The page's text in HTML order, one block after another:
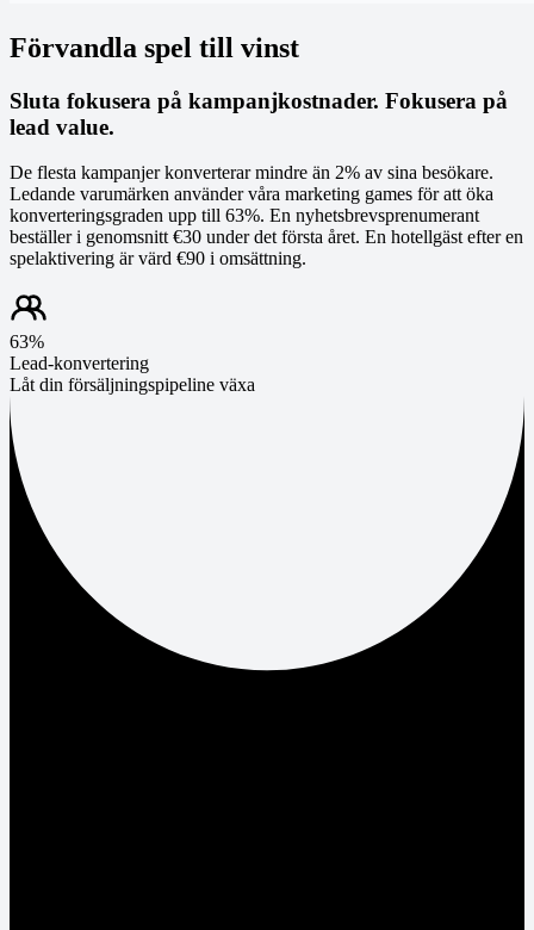
Förvandla spel till vinst
Sluta fokusera på kampanjkostnader. Fokusera på
lead value.
De flesta kampanjer konverterar mindre än 2% av sina besökare.
Ledande varumärken använder våra marketing games för att öka
konverteringsgraden upp till 63%. En nyhetsbrevsprenumerant
beställer i genomsnitt €30 under det första året. En hotellgäst efter en
spelaktivering är värd €90 i omsättning.
63%
Lead-konvertering
Låt din försäljningspipeline växa